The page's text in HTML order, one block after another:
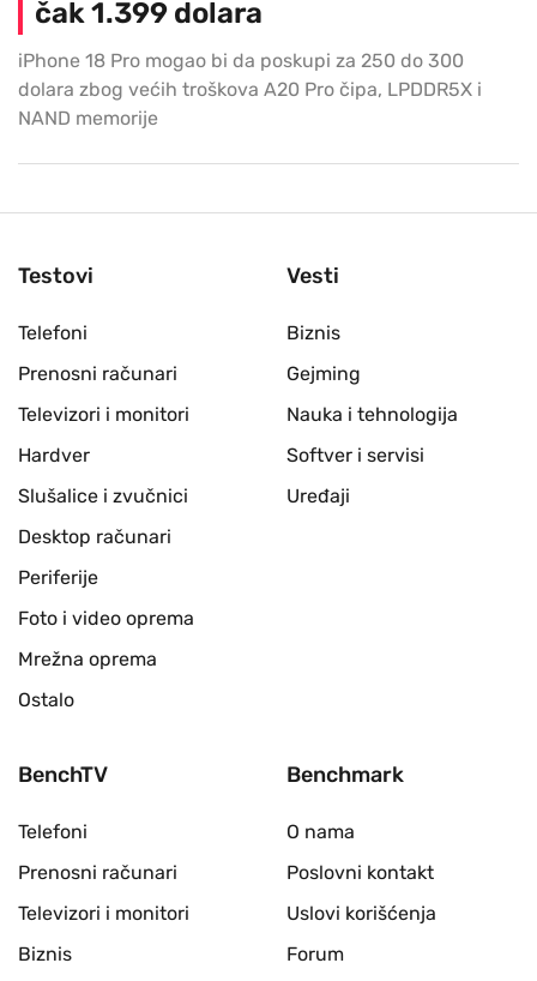
čak 1.399 dolara
iPhone 18 Pro mogao bi da poskupi za 250 do 300
dolara zbog većih troškova A20 Pro čipa, LPDDR5X i
NAND memorije
Testovi
Telefoni
Prenosni računari
Televizori i monitori
Hardver
Slušalice i zvučnici
Desktop računari
Periferije
Foto i video oprema
Mrežna oprema
Ostalo
Vesti
Biznis
Gejming
Nauka i tehnologija
Softver i servisi
Uređaji
BenchTV
Telefoni
Prenosni računari
Televizori i monitori
Biznis
Benchmark
O nama
Poslovni kontakt
Uslovi korišćenja
Forum